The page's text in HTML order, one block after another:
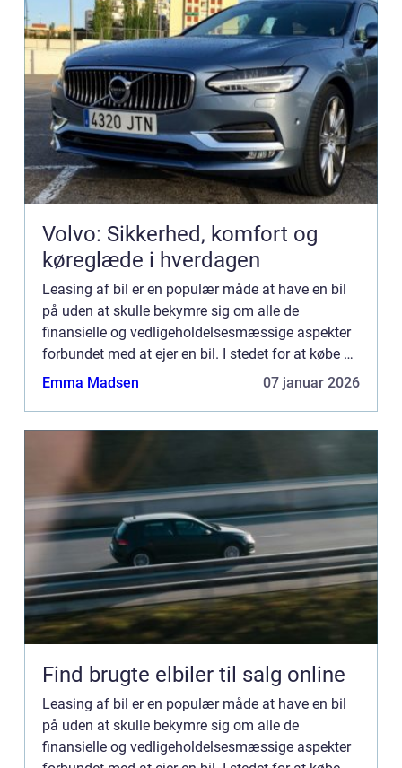
Volvo: Sikkerhed, komfort og
køreglæde i hverdagen
Leasing af bil er en populær måde at have en bil
på uden at skulle bekymre sig om alle de
finansielle og vedligeholdelsesmæssige aspekter
forbundet med at ejer en bil. I stedet for at købe en
bil, betaler man for at bruge den i en bestemt
Emma Madsen 07 januar 2026
Find brugte elbiler til salg online
Leasing af bil er en populær måde at have en bil
på uden at skulle bekymre sig om alle de
finansielle og vedligeholdelsesmæssige aspekter